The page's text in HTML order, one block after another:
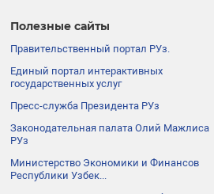
Полезные сайты
Правительственный портал РУз.
Единый портал интерактивных
государственных услуг
Пресс-служба Президента РУз
Законодательная палата Олий Мажлиса
РУз
Министерство Экономики и Финансов
Республики Узбек...